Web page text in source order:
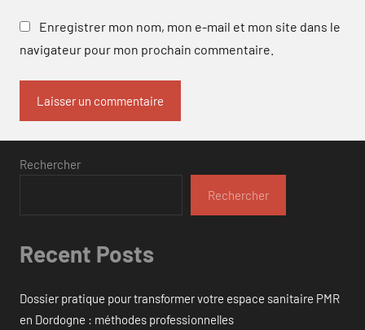
Enregistrer mon nom, mon e-mail et mon site dans le
navigateur pour mon prochain commentaire.
Rechercher
Rechercher
Recent Posts
Dossier pratique pour transformer votre espace sanitaire PMR
en Dordogne : méthodes professionnelles